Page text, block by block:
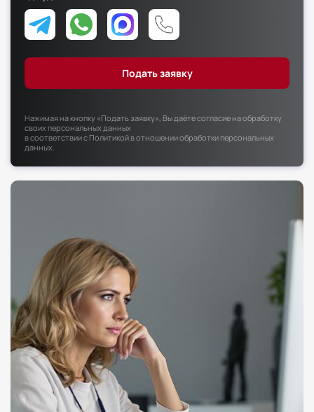
Факультет психологии
Факультет рекламы и связей с общественностью
Нажимая на кнопку «Подать заявку», Вы даёте согласие на обработку
своих персональных данных
в соответствии сПолитикой в отношении обработки персональных
данных.